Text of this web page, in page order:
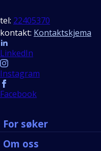
tel: 22405370
kontakt: Kontaktskjema
Follow us
LinkedIn
Instagram
Facebook
For søker
Om oss